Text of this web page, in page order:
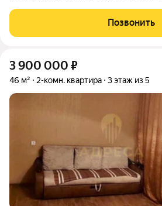
Оренбурга. Идеальный вариант для
детьми и тех, кто ценит комфорт и
Позвонить
3 900 000 ₽
46 м² 2-комн. квартира 3 этаж из 5